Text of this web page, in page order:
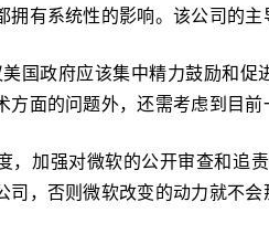
拥有系统性的影响。该公司的
国政府应该集中精力鼓励和
方面的问题外，还需考虑到目
，加强对微软的公开审查和追
司，否则微软改变的动力就不会